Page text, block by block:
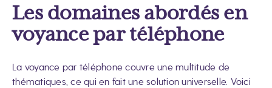
Les domaines abordés en
voyance par téléphone
La voyance par téléphone couvre une multitude de
thématiques, ce qui en fait une solution universelle. Voici